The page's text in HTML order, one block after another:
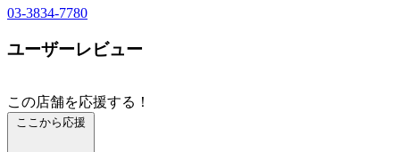
03-3834-7780
ユーザーレビュー
この店舗を応援する！
ここから応援